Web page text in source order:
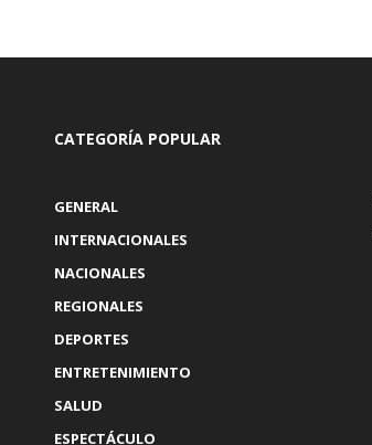
CATEGORÍA POPULAR
GENERAL
INTERNACIONALES
NACIONALES
REGIONALES
DEPORTES
ENTRETENIMIENTO
SALUD
ESPECTÁCULO